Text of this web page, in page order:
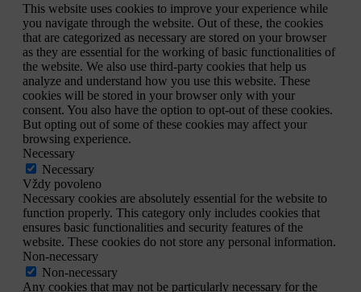
This website uses cookies to improve your experience while
you navigate through the website. Out of these, the cookies
that are categorized as necessary are stored on your browser
as they are essential for the working of basic functionalities of
the website. We also use third-party cookies that help us
analyze and understand how you use this website. These
cookies will be stored in your browser only with your
consent. You also have the option to opt-out of these cookies.
But opting out of some of these cookies may affect your
browsing experience.
Necessary
Necessary
Vždy povoleno
Necessary cookies are absolutely essential for the website to
function properly. This category only includes cookies that
ensures basic functionalities and security features of the
website. These cookies do not store any personal information.
Non-necessary
Non-necessary
Any cookies that may not be particularly necessary for the